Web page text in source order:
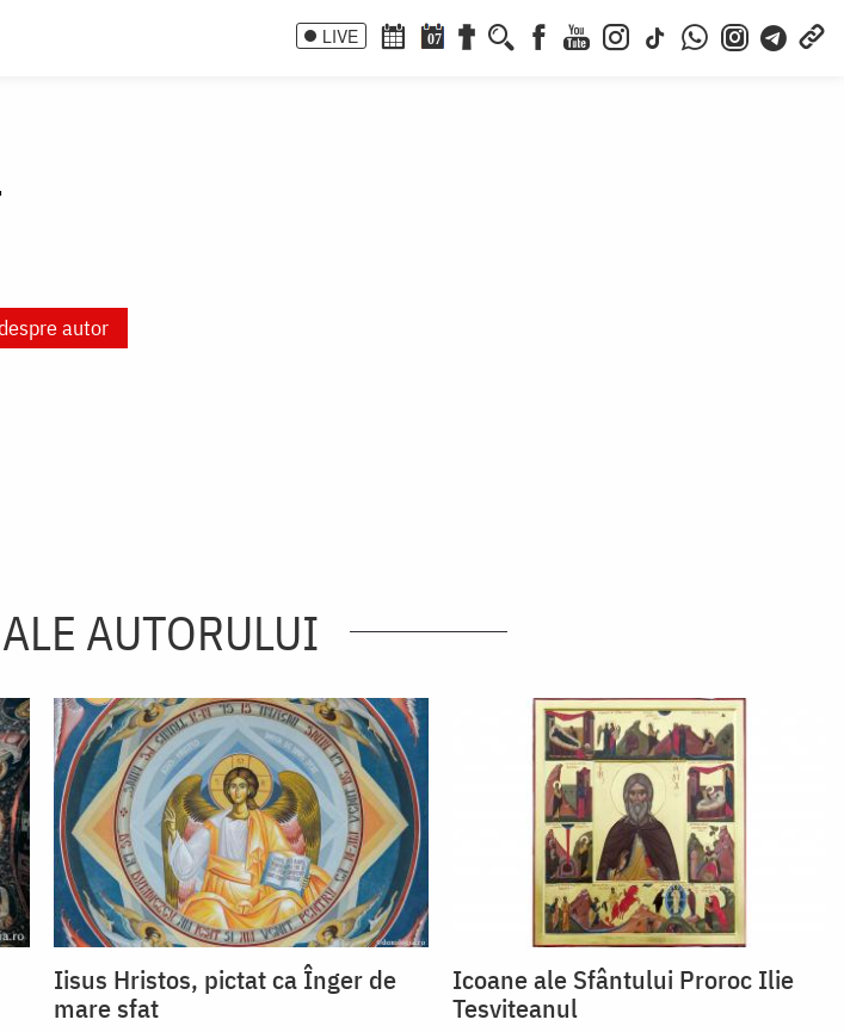
LIVE 07
autor
AUTORULUI
Iisus Hristos, pictat ca Înger de
mare sfat
Icoane ale Sfântului Proroc Ilie
Tesviteanul